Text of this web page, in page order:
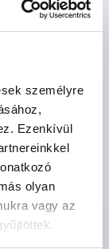
személyre
Ezenkívül
olyan
vagy az